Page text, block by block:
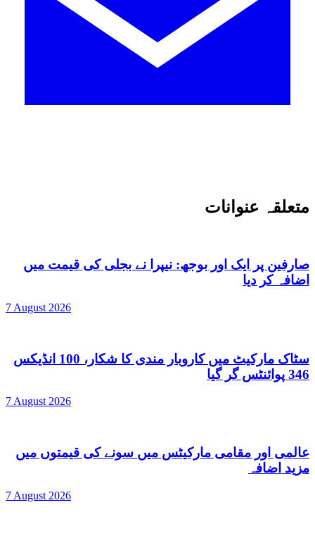
متعلقہ عنوانات
صارفین پر ایک اور بوجھ: نیپرا نے بجلی کی قیمت میں
اضافہ کر دیا
7 August 2026
سٹاک مارکیٹ میں کاروبار مندی کا شکار، 100 انڈیکس
346 پوائنٹس گر گیا
7 August 2026
عالمی اور مقامی مارکیٹس میں سونے کی قیمتوں میں
مزید اضافہ
7 August 2026